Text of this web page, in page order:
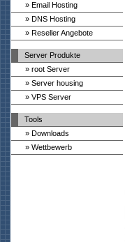
» Email Hosting
» DNS Hosting
» Reseller Angebote
Server Produkte
» root Server
» Server housing
» VPS Server
Tools
» Downloads
» Wettbewerb